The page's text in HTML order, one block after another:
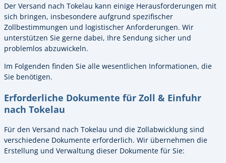
Der Versand nach Tokelau kann einige Herausforderungen mit
sich bringen, insbesondere aufgrund spezifischer
Zollbestimmungen und logistischer Anforderungen. Wir
unterstützen Sie gerne dabei, Ihre Sendung sicher und
problemlos abzuwickeln.
Im Folgenden finden Sie alle wesentlichen Informationen, die
Sie benötigen.
Erforderliche Dokumente für Zoll & Einfuhr
nach Tokelau
Für den Versand nach Tokelau und die Zollabwicklung sind
verschiedene Dokumente erforderlich. Wir übernehmen die
Erstellung und Verwaltung dieser Dokumente für Sie: